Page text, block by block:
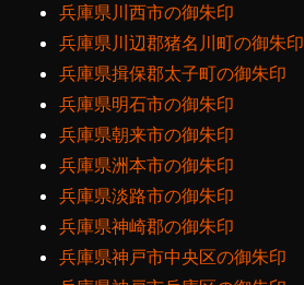
兵庫県川西市の御朱印
兵庫県川辺郡猪名川町の御朱印
兵庫県揖保郡太子町の御朱印
兵庫県明石市の御朱印
兵庫県朝来市の御朱印
兵庫県洲本市の御朱印
兵庫県淡路市の御朱印
兵庫県神崎郡の御朱印
兵庫県神戸市中央区の御朱印